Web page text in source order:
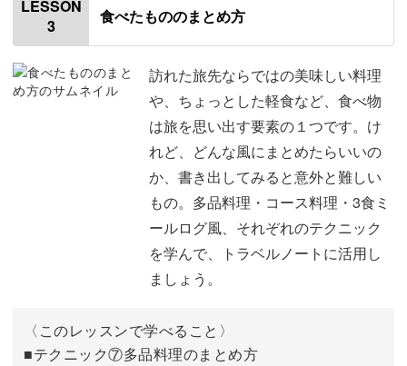
使用材料・道具
今回のレッスンのポイント 03:27
④方眼用紙を使ったまとめ方 03:58
⑤数直線スタンプを使ったまとめ方 09:16
⑥フロー図形式のまとめ方 15:38
18:12
LESSON
3
食べたもののまとめ方
訪れた旅先ならではの美味しい料理
や、ちょっとした軽食など、食べ物
は旅を思い出す要素の１つです。け
れど、どんな風にまとめたらいいの
か、書き出してみると意外と難しい
もの。多品料理・コース料理・3食ミ
ールログ風、それぞれのテクニック
を学んで、トラベルノートに活用し
ましょう。
〈このレッスンで学べること〉
■テクニック⑦多品料理のまとめ方